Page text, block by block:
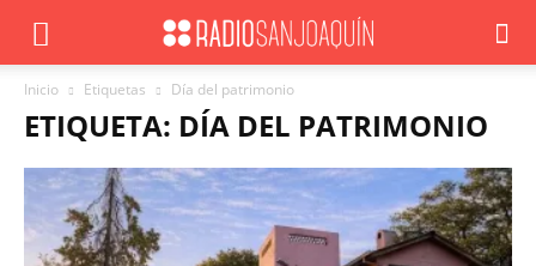
Inicio Etiquetas Día del patrimonio
ETIQUETA: DÍA DEL PATRIMONIO